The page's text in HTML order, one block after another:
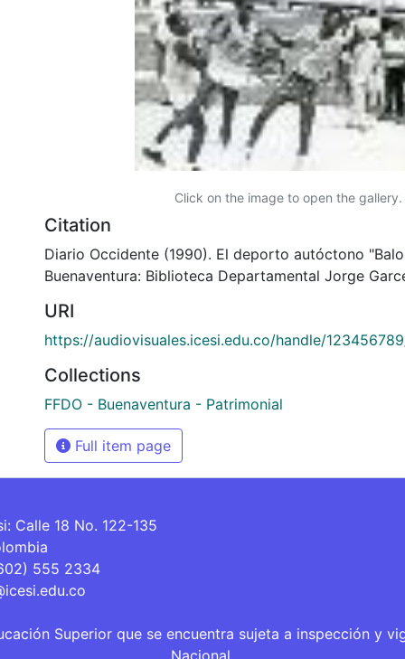
Click on the image to open the gallery.
Citation
Diario Occidente (1990). El deporto autóctono
Buenaventura: Biblioteca Departamental Jorge
URI
https://audiovisuales.icesi.edu.co/handle/
Collections
FFDO - Buenaventura - Patrimonial
Full item page
Calle 18 No. 122-135
555 2334
Superior que se encuentra sujeta a inspección y
Nacional.